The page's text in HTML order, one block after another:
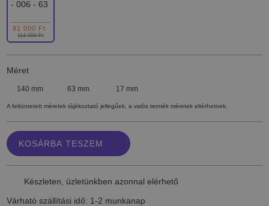
91 000 Ft
114 000 Ft
Méret
140 mm 63 mm 17 mm
A feltüntetett méretek tájékoztató jellegűek, a valós termék méretek eltérhetnek.
KOSÁRBA TESZEM
Készleten, üzletünkben azonnal elérhető
Várható szállítási idő: 1-2 munkanap